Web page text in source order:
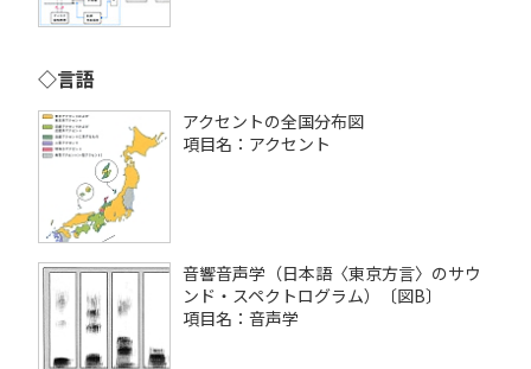
◇言語
アクセントの全国分布図
項目名：アクセント
音響音声学（日本語〈東京方言〉のサウ
ンド・スペクトログラム）〔図B〕
項目名：音声学